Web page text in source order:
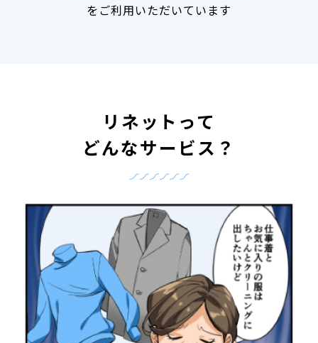
をご利用いただいています
リネットって
どんなサービス？